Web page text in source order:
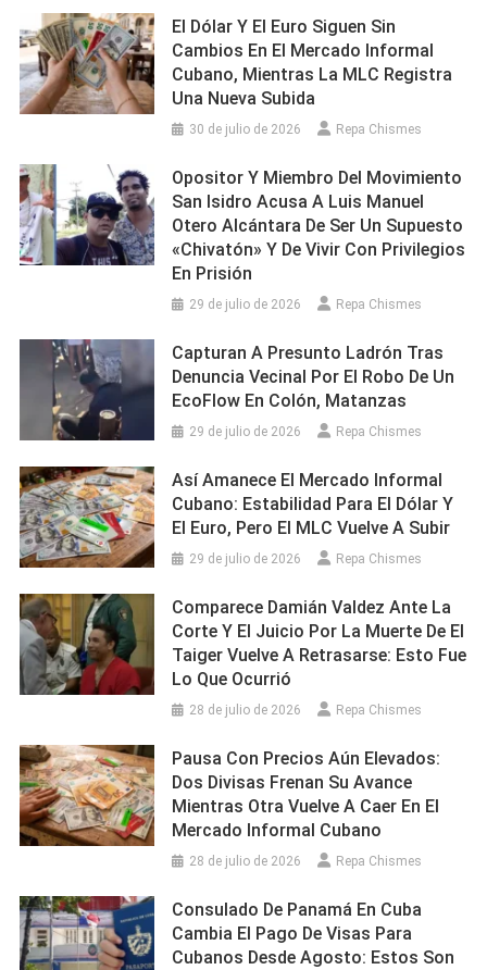
El Dólar Y El Euro Siguen Sin
Cambios En El Mercado Informal
Cubano, Mientras La MLC Registra
Una Nueva Subida
30 de julio de 2026 Repa Chismes
Opositor Y Miembro Del Movimiento
San Isidro Acusa A Luis Manuel
Otero Alcántara De Ser Un Supuesto
«chivatón» Y De Vivir Con Privilegios
En Prisión
29 de julio de 2026 Repa Chismes
Capturan A Presunto Ladrón Tras
Denuncia Vecinal Por El Robo De Un
EcoFlow En Colón, Matanzas
29 de julio de 2026 Repa Chismes
Así Amanece El Mercado Informal
Cubano: Estabilidad Para El Dólar Y
El Euro, Pero El MLC Vuelve A Subir
29 de julio de 2026 Repa Chismes
Comparece Damián Valdez Ante La
Corte Y El Juicio Por La Muerte De El
Taiger Vuelve A Retrasarse: Esto Fue
Lo Que Ocurrió
28 de julio de 2026 Repa Chismes
Pausa Con Precios Aún Elevados:
Dos Divisas Frenan Su Avance
Mientras Otra Vuelve A Caer En El
Mercado Informal Cubano
28 de julio de 2026 Repa Chismes
Consulado De Panamá En Cuba
Cambia El Pago De Visas Para
Cubanos Desde Agosto: Estos Son